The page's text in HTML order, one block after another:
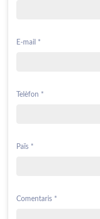
E-mail *
Telèfon *
Païs *
Comentaris *